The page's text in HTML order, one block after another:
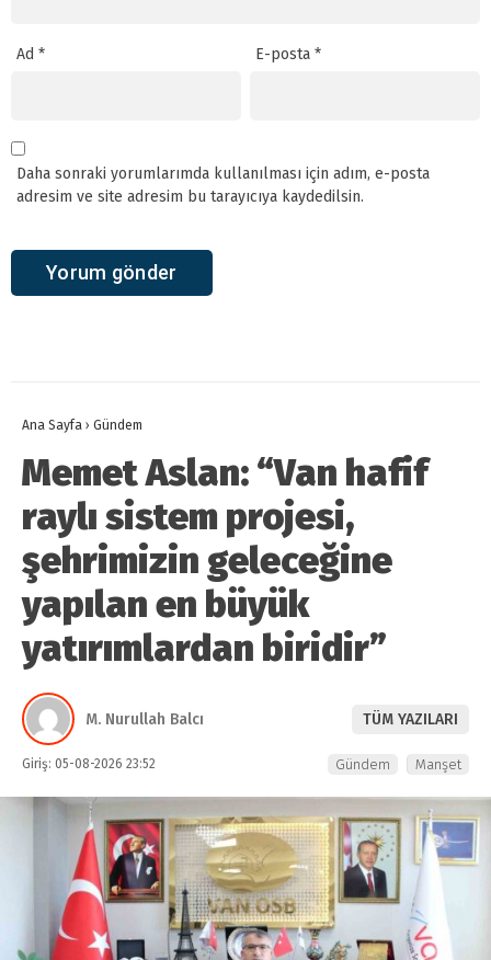
Ad * E-posta*
Daha sonraki yorumlarımda kullanılması için adım, e-posta
adresim ve site adresim bu tarayıcıya kaydedilsin.
Ana Sayfa › Gündem
Memet Aslan: “Van hafif
raylı sistem projesi,
şehrimizin geleceğine
yapılan en büyük
yatırımlardan biridir”
M. Nurullah Balcı TÜM YAZILARI
Giriş: 05-08-2026 23:52 Gündem Manşet